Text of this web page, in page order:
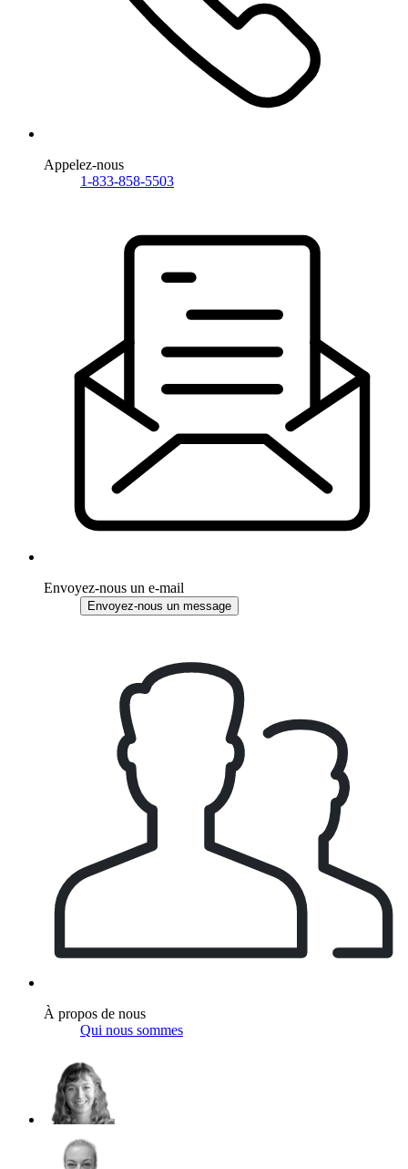
Appelez-nous
1-833-858-5503
Envoyez-nous un e-mail
Envoyez-nous un message
À propos de nous
Qui nous sommes